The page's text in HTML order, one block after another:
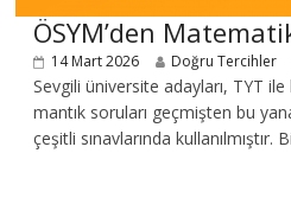
ÖSYM’den
14 Mart 2026 Doğru Tercihler
Sevgili üniversite adayları, TYT ile
mantık soruları geçmişten bu
çeşitli sınavlarında kullanılmıştır.